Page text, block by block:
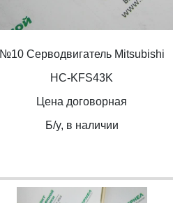
№10 Серводвигатель Mitsubishi
HC-KFS43K
Цена договорная
Б/y, в наличии